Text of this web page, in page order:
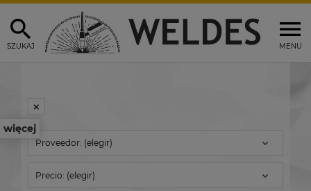
MENU
SZUKAJ
więcej
Proveedor: (elegir)
Precio: (elegir)